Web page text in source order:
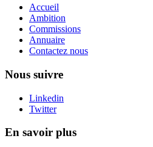
Accueil
Ambition
Commissions
Annuaire
Contactez nous
Nous suivre
Linkedin
Twitter
En savoir plus